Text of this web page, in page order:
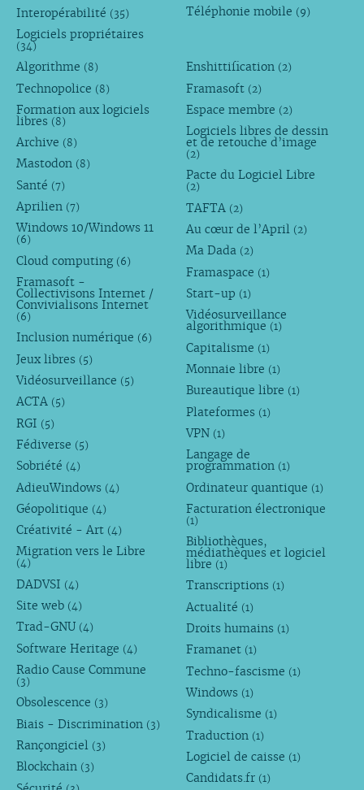
Interopérabilité (35)
Logiciels propriétaires
(34)
Téléphonie mobile (9)
Algorithme (8)
Technopolice (8)
Formation aux logiciels
libres (8)
Archive (8)
Mastodon (8)
Santé (7)
Aprilien (7)
Windows 10/Windows 11
(6)
Cloud computing (6)
Framasoft -
Collectivisons Internet /
Convivialisons Internet
(6)
Inclusion numérique (6)
Jeux libres (5)
Vidéosurveillance (5)
ACTA (5)
RGI (5)
Fédiverse (5)
Sobriété (4)
AdieuWindows (4)
Géopolitique (4)
Créativité - Art (4)
Migration vers le Libre
(4)
DADVSI (4)
Site web (4)
Trad-GNU (4)
Software Heritage (4)
Radio Cause Commune
(3)
Obsolescence (3)
Biais - Discrimination (3)
Rançongiciel (3)
Blockchain (3)
Enshittification (2)
Framasoft (2)
Espace membre (2)
Logiciels libres de dessin
et de retouche d’image
(2)
Pacte du Logiciel Libre
(2)
TAFTA (2)
Au cœur de l’April (2)
Ma Dada (2)
Framaspace (1)
Start-up (1)
Vidéosurveillance
algorithmique (1)
Capitalisme (1)
Monnaie libre (1)
Bureautique libre (1)
Plateformes (1)
VPN (1)
Langage de
programmation (1)
Ordinateur quantique (1)
Facturation électronique
(1)
Bibliothèques,
médiathèques et logiciel
libre (1)
Transcriptions (1)
Actualité (1)
Droits humains (1)
Framanet (1)
Techno-fascisme (1)
Windows (1)
Syndicalisme (1)
Traduction (1)
Logiciel de caisse (1)
Candidats.fr (1)